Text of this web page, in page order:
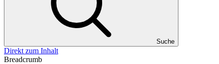
Suche
Direkt zum Inhalt
Breadcrumb